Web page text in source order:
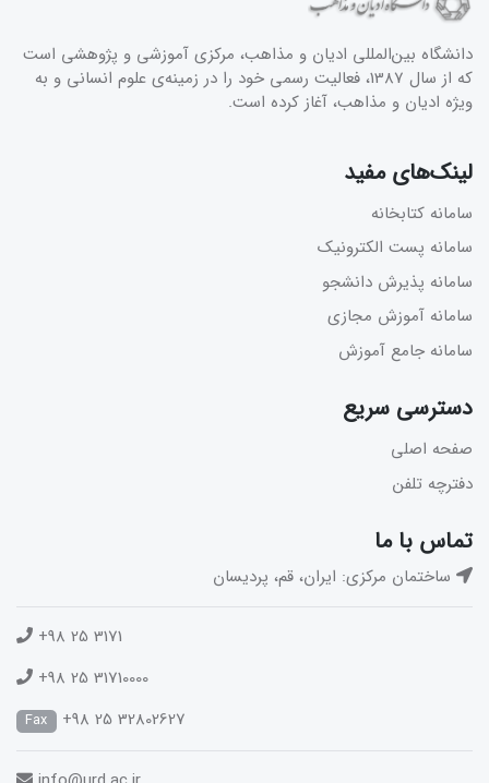
دانشگاه بین‌المللی ادیان و مذاهب، مرکزی آموزشی و پژوهشی است
که از سال 1387، فعالیت رسمی خود را در زمینه‌ی علوم انسانی و به
ویژه ادیان و مذاهب، آغاز کرده است.
لینک‌های مفید
سامانه کتابخانه
سامانه پست الکترونیک
سامانه پذیرش دانشجو
سامانه آموزش مجازی
سامانه جامع آموزش
دسترسی سریع
صفحه اصلی
دفترچه تلفن
تماس با ما
ساختمان مرکزی: ایران، قم، پردیسان
+98 25 3171
+98 25 31710000
Fax +98 25 32802627